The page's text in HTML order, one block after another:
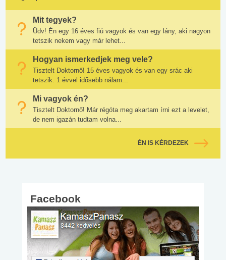
Mit tegyek?
Üdv! Én egy 16 éves fiú vagyok és van egy lány, aki nagyon
tetszik nekem vagy már lehet...
Hogyan ismerkedjek meg vele?
Tisztelt Doktornő! 15 éves vagyok és van egy srác aki
tetszik. 1 évvel idősebb nálam...
Mi vagyok én?
Tisztelt Doktornő! Már régóta meg akartam írni ezt a levelet,
de nem igazán tudtam volna...
ÉN IS KÉRDEZEK
Facebook